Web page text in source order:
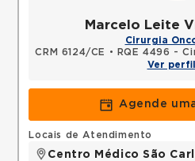
Marcelo Leite
Cirurgia
CRM 6124/CE
• RQE 4496 -
Ver perfil
Agende
Locais de Atendimento
Centro Médico São